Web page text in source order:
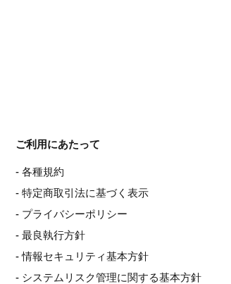
ご利用にあたって
- 各種規約
- 特定商取引法に基づく表示
- プライバシーポリシー
- 最良執行方針
- 情報セキュリティ基本方針
- システムリスク管理に関する基本方針